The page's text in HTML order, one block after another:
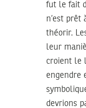
fut le fait
n’est
théorir.
leur
croient le
engendre
devrions